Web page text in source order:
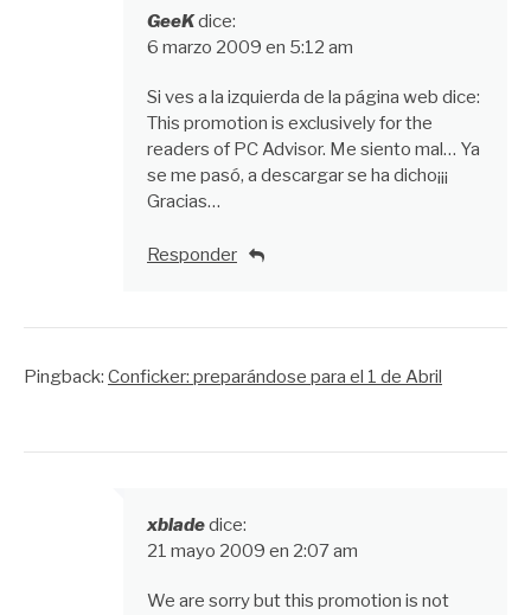
GeeKdice:
6 marzo 2009 en 5:12 am
Si ves a la izquierda de la página web dice:
This promotion is exclusively for the
readers of PC Advisor. Me siento mal… Ya
se me pasó, a descargar se ha dicho¡¡¡
Gracias…
Responder
Pingback: Conficker: preparándose para el 1 de Abril
xbladedice:
21 mayo 2009 en 2:07 am
We are sorry but this promotion is not